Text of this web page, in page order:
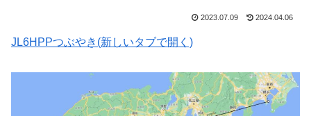
2023.07.09 2024.04.06
JL6HPPつぶやき(新しいタブで開く)